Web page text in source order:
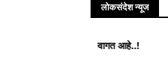
लोकसंदेश न्यूज